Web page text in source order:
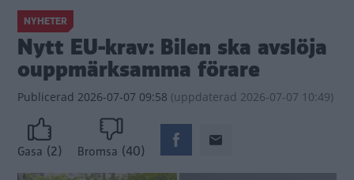
NYHETER
Nytt EU-krav: Bilen ska avslöja
ouppmärksamma förare
Publicerad 2026-07-07 09:58 (uppdaterad 2026-07-07 10:49)
Gasa (2) Bromsa (40)